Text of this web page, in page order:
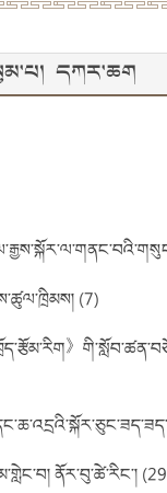
དཀར་ཆག
(7)
》
ནོར་བུ་ཚེ་རིང་།